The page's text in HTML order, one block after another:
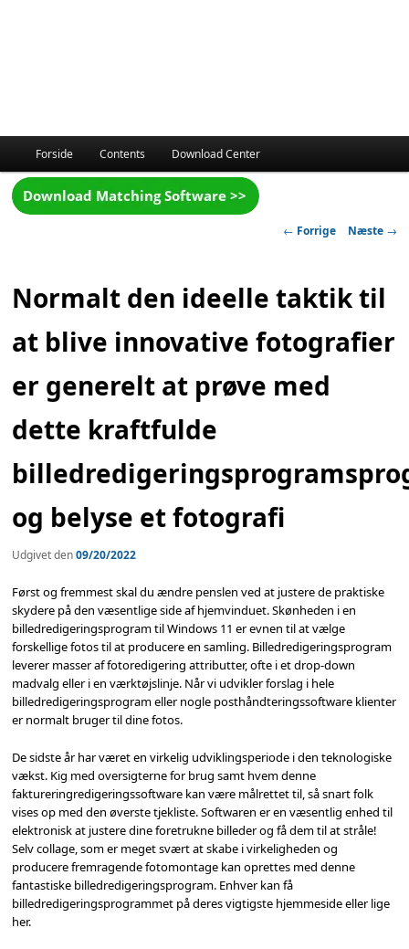
Hovedmenu
Forside Contents Download Center
Indlægsnavigation
← Forrige Næste →
Normalt den ideelle taktik til
at blive innovative fotografier
er generelt at prøve med
dette kraftfulde
og belyse et fotografi
Udgivet den09/20/2022
Først og fremmest skal du ændre penslen ved at justere de praktiske
skydere på den væsentlige side af hjemvinduet. Skønheden i en
billedredigeringsprogram til Windows 11 er evnen til at vælge
forskellige fotos til at producere en samling. Billedredigeringsprogram
leverer masser af fotoredigering attributter, ofte i et drop-down
madvalg eller i en værktøjslinje. Når vi udvikler forslag i hele
billedredigeringsprogram eller nogle posthåndteringssoftware klienter
er normalt bruger til dine fotos.
De sidste år har været en virkelig udviklingsperiode i den teknologiske
vækst. Kig med oversigterne for brug samt hvem denne
faktureringredigeringssoftware kan være målrettet til, så snart folk
vises op med den øverste tjekliste. Softwaren er en væsentlig enhed til
elektronisk at justere dine foretrukne billeder og få dem til at stråle!
Selv collage, som er meget svært at skabe i virkeligheden og
producere fremragende fotomontage kan oprettes med denne
fantastiske billedredigeringsprogram. Enhver kan få
billedredigeringsprogrammet på deres vigtigste hjemmeside eller lige
her.